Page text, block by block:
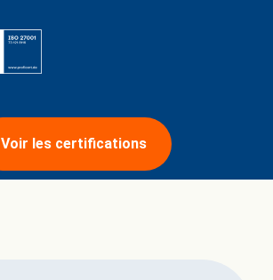
Voir les certifications